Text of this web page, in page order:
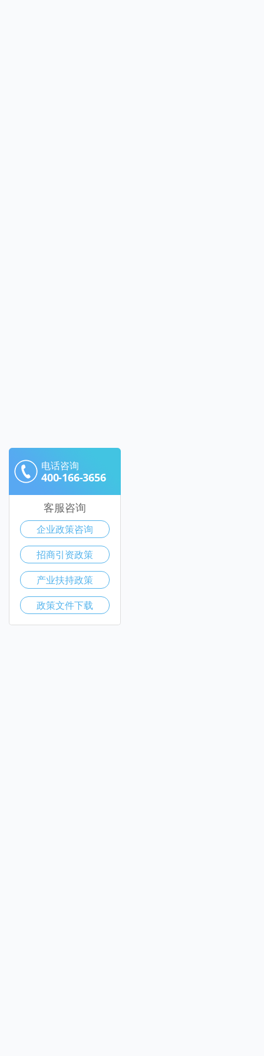
电话咨询
400-166-3656
客服咨询
企业政策咨询
招商引资政策
产业扶持政策
政策文件下载